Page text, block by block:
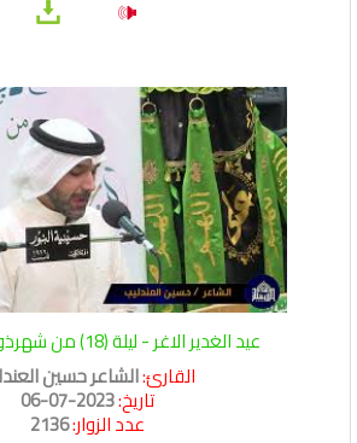
عيد الغدير الاغر - ليلة (18) من شهرذوالحجة 1444
القارئ:الشاعر حسين
تاريخ:2023-07-06
عدد الزوار:2136